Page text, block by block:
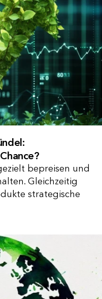
bepreisen und
Gleichzeitig
strategische